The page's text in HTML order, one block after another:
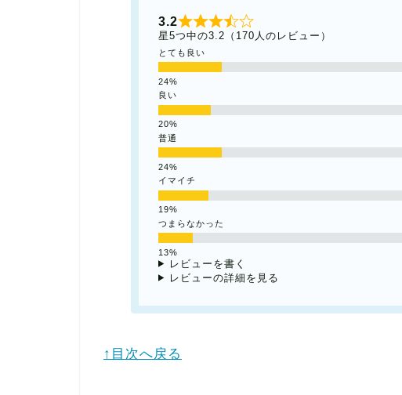
3.2
星5つ中の3.2（170人のレビュー）
とても良い
良い
普通
イマイチ
つまらなかった
レビューを書く
レビューの詳細を見る
↑目次へ戻る